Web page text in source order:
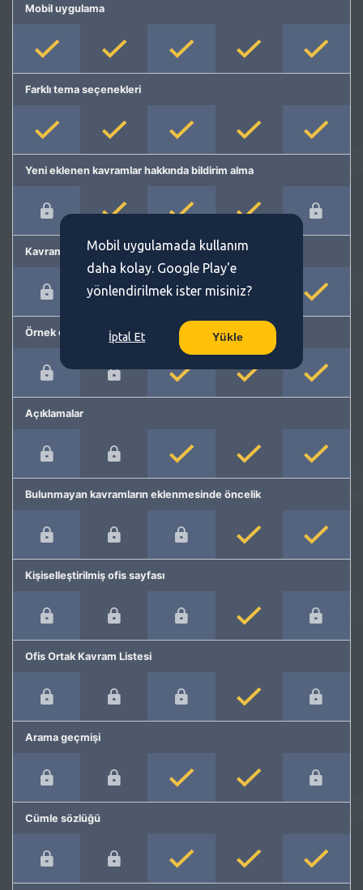
Mobil uygulama
Farklı tema seçenekleri
Yeni eklenen kavramlar hakkında bildirim alma
Kavram önerme
Örnek cümleler
Açıklamalar
Bulunmayan kavramların eklenmesinde öncelik
Kişiselleştirilmiş ofis sayfası
Ofis Ortak Kavram Listesi
Arama geçmişi
Cümle sözlüğü
Mobil uygulamada kullanım
daha kolay. Google Play'e
yönlendirilmek ister misiniz?
İptal Et Yükle